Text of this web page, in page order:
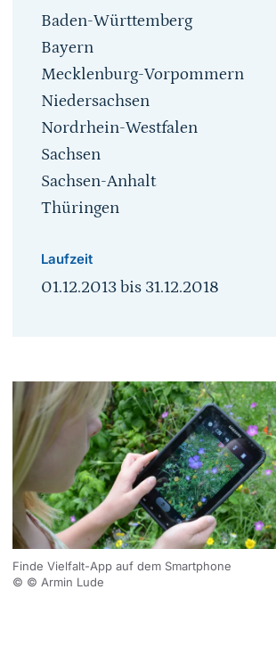
Baden-Württemberg
Bayern
Mecklenburg-Vorpommern
Niedersachsen
Nordrhein-Westfalen
Sachsen
Sachsen-Anhalt
Thüringen
Laufzeit
01.12.2013 bis 31.12.2018
Finde Vielfalt-App auf dem Smartphone
© © Armin Lude